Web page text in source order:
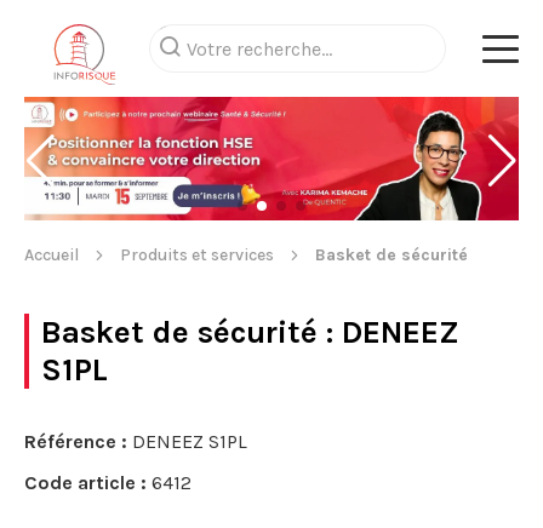
Accueil Produits et services Basket de sécurité
Basket de sécurité : DENEEZ
S1PL
Référence : DENEEZ S1PL
Code article : 6412